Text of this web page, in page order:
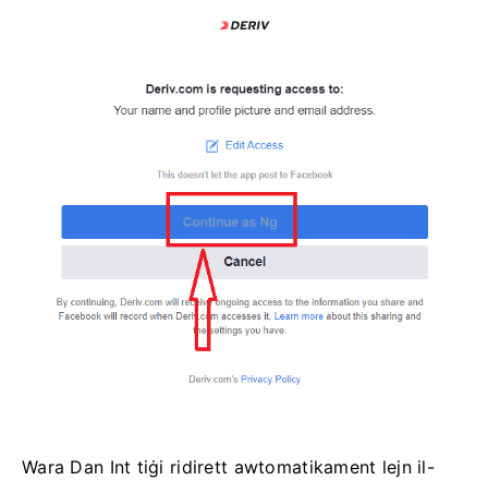
Wara Dan Int tiġi ridirett awtomatikament lejn il-